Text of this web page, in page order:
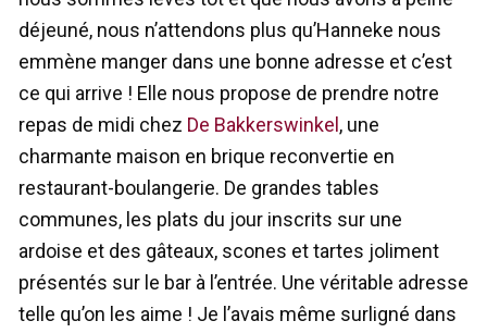
déjeuné, nous n’attendons plus qu’Hanneke nous
emmène manger dans une bonne adresse et c’est
ce qui arrive ! Elle nous propose de prendre notre
repas de midi chez De Bakkerswinkel , une
charmante maison en brique reconvertie en
restaurant-boulangerie. De grandes tables
communes, les plats du jour inscrits sur une
ardoise et des gâteaux, scones et tartes joliment
présentés sur le bar à l’entrée. Une véritable adresse
telle qu’on les aime ! Je l’avais même surligné dans